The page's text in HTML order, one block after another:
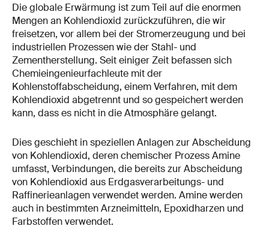
Die globale Erwärmung ist zum Teil auf die enormen
Mengen an Kohlendioxid zurückzuführen, die wir
freisetzen, vor allem bei der Stromerzeugung und bei
industriellen Prozessen wie der Stahl- und
Zementherstellung. Seit einiger Zeit befassen sich
Chemieingenieurfachleute mit der
Kohlenstoffabscheidung, einem Verfahren, mit dem
Kohlendioxid abgetrennt und so gespeichert werden
kann, dass es nicht in die Atmosphäre gelangt.
Dies geschieht in speziellen Anlagen zur Abscheidung
von Kohlendioxid, deren chemischer Prozess Amine
umfasst, Verbindungen, die bereits zur Abscheidung
von Kohlendioxid aus Erdgasverarbeitungs- und
Raffinerieanlagen verwendet werden. Amine werden
auch in bestimmten Arzneimitteln, Epoxidharzen und
Farbstoffen verwendet.